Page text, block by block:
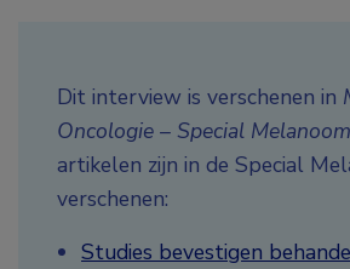
Dit interview is verschenen in
Oncologie – Special Melanoom
artikelen zijn in de Special
verschenen:
Studies bevestigen